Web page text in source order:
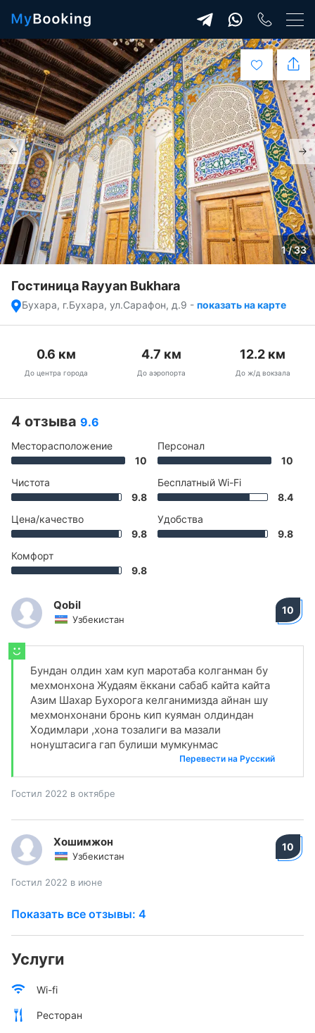
1 / 33
Гостиница Rayyan Bukhara
Бухара, г.Бухара, ул.Сарафон, д.9 - показать на карте
0.6 км
До центра города
4.7 км
До аэропорта
12.2 км
До ж/д вокзала
4 отзыва 9.6
Месторасположение
10
Чистота
9.8
Цена/качество
9.8
Комфорт
9.8
Персонал
10
Бесплатный Wi-Fi
8.4
Удобства
9.8
Qobil
Узбекистан
10
Бундан олдин хам куп маротаба колганман бу
мехмонхона Жудаям ёккани сабаб кайта кайта
Азим Шахар Бухорога келганимизда айнан шу
мехмонхонани бронь кип куяман олдиндан
Ходимлари ,хона тозалиги ва мазали
нонуштасига гап булиши мумкунмас
Перевести на Русский
Гостил 2022 в октябре
Хошимжон
Узбекистан
10
Гостил 2022 в июне
Показать все отзывы: 4
Услуги
Wi-fi
Ресторан